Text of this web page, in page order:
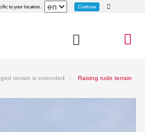
to your location. Continue
terrain is extended